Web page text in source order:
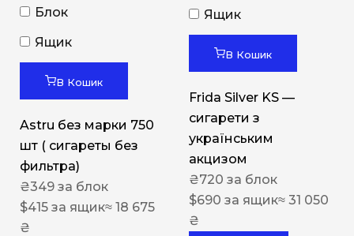
Блок
Ящик
В Кошик
Astru без марки 750
шт ( сигареты без
фильтра)
₴349 за блок
$415 за ящик≈ 18 675
₴
Ящик
В Кошик
Frida Silver KS —
сигарети з
українським
акцизом
₴720 за блок
$690 за ящик≈ 31 050
₴